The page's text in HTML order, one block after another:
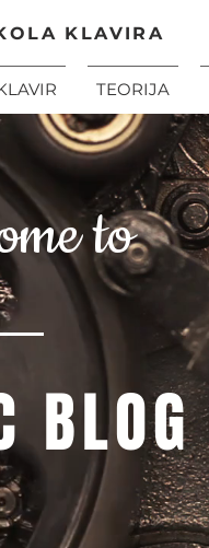
KLAVIRA
TEORIJA
to
BLOG